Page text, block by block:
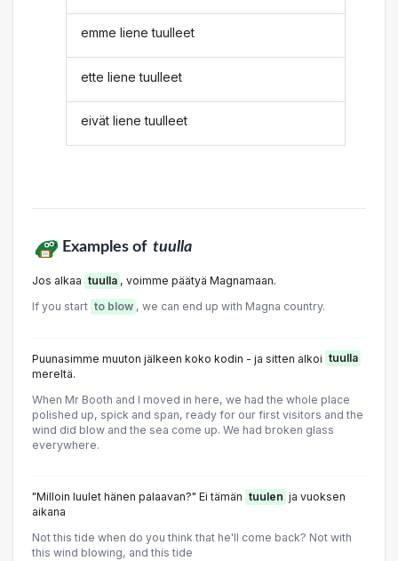
emme liene tuulleet
ette liene tuulleet
eivät liene tuulleet
Examples of tuulla
Jos alkaa tuulla , voimme päätyä Magnamaan.
If you start to blow , we can end up with Magna country.
Puunasimme muuton jälkeen koko kodin - ja sitten alkoi tuulla
mereltä.
When Mr Booth and I moved in here, we had the whole place
polished up, spick and span, ready for our first visitors and the
wind did blow and the sea come up. We had broken glass
everywhere.
"Milloin luulet hänen palaavan?" Ei tämän tuulen ja vuoksen
aikana
Not this tide when do you think that he'll come back? Not with
this wind blowing, and this tide